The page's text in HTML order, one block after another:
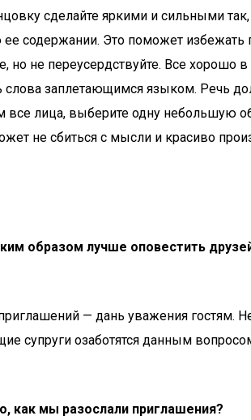
сделайте яркими и сильными
ее содержании. Это поможет
не переусердствуйте. Все хорошо в
слова заплетающимся языком. Речь
все лица, выберите одну
не сбиться с мысли и красиво
образом лучше оповестить
— дань уважения гостям.
супруги озаботятся данным
как мы разослали приглашения?